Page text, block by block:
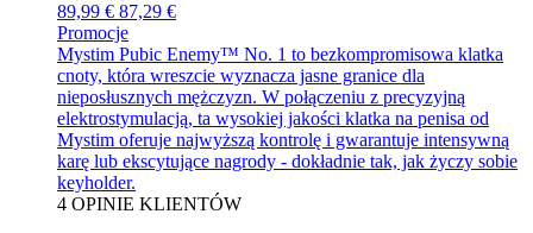
89,99 € 87,29 €
Promocje
Mystim Pubic Enemy™ No. 1 to bezkompromisowa klatka
cnoty, która wreszcie wyznacza jasne granice dla
nieposłusznych mężczyzn. W połączeniu z precyzyjną
elektrostymulacją, ta wysokiej jakości klatka na penisa od
Mystim oferuje najwyższą kontrolę i gwarantuje intensywną
karę lub ekscytujące nagrody - dokładnie tak, jak życzy sobie
keyholder.
4 OPINIE KLIENTÓW